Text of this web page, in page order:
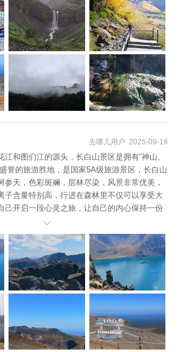
去哪儿用户 2025-09-18
和图们江的源头，长白山景区是拥有“神山、
誉的旅游胜地，是国家5A级旅游景区，长白山
参天，色彩斑斓，层林尽染，风景非常优美，
子含量特别高，行进在森林里不仅可以享受大
己开启一段心灵之旅，让自己的内心保持一份
